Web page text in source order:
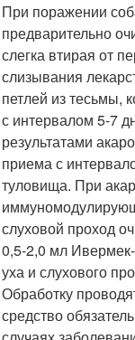
При поражении
предварительно
слегка втирая от
слизывания
петлей из тесьмы,
с интервалом 5-7
результатами
приема с
туловища. При
слуховой проход
0,5-2,0 мл
уха и слухового
Обработку
средство